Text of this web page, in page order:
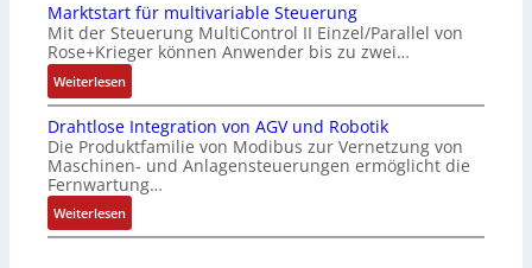
n
s
o
r
-
n
t
e
g
r
C
6
2
4
4
-
Z
e
r
t
Marktstart für multivariable Steuerung
Mit der Steuerung MultiControl II Einzel/Parallel von
Rose+Krieger können Anwender bis zu zwei…
Weiterlesen:
M
a
r
k
t
s
t
Drahtlose Integration von AGV und Robotik
Die Produktfamilie von Modibus zur Vernetzung von
Maschinen- und Anlagensteuerungen ermöglicht die
Fernwartung…
Weiterlesen:
D